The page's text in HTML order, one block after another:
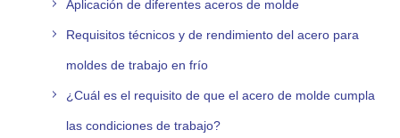
Aplicación de diferentes aceros de molde
Requisitos técnicos y de rendimiento del acero para
moldes de trabajo en frío
¿Cuál es el requisito de que el acero de molde cumpla
las condiciones de trabajo?